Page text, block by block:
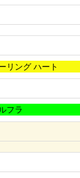
リング ハート
フラ